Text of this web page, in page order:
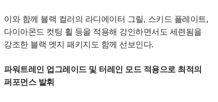
이와 함께 블랙 컬러의 라디에이터 그릴, 스키드 플레이트,
다이아몬드 컷팅 휠 등을 적용해 강인하면서도 세련됨을
강조한 블랙 엣지 패키지도 함께 선보인다.
파워트레인 업그레이드 및 터레인 모드 적용으로 최적의
퍼포먼스 발휘